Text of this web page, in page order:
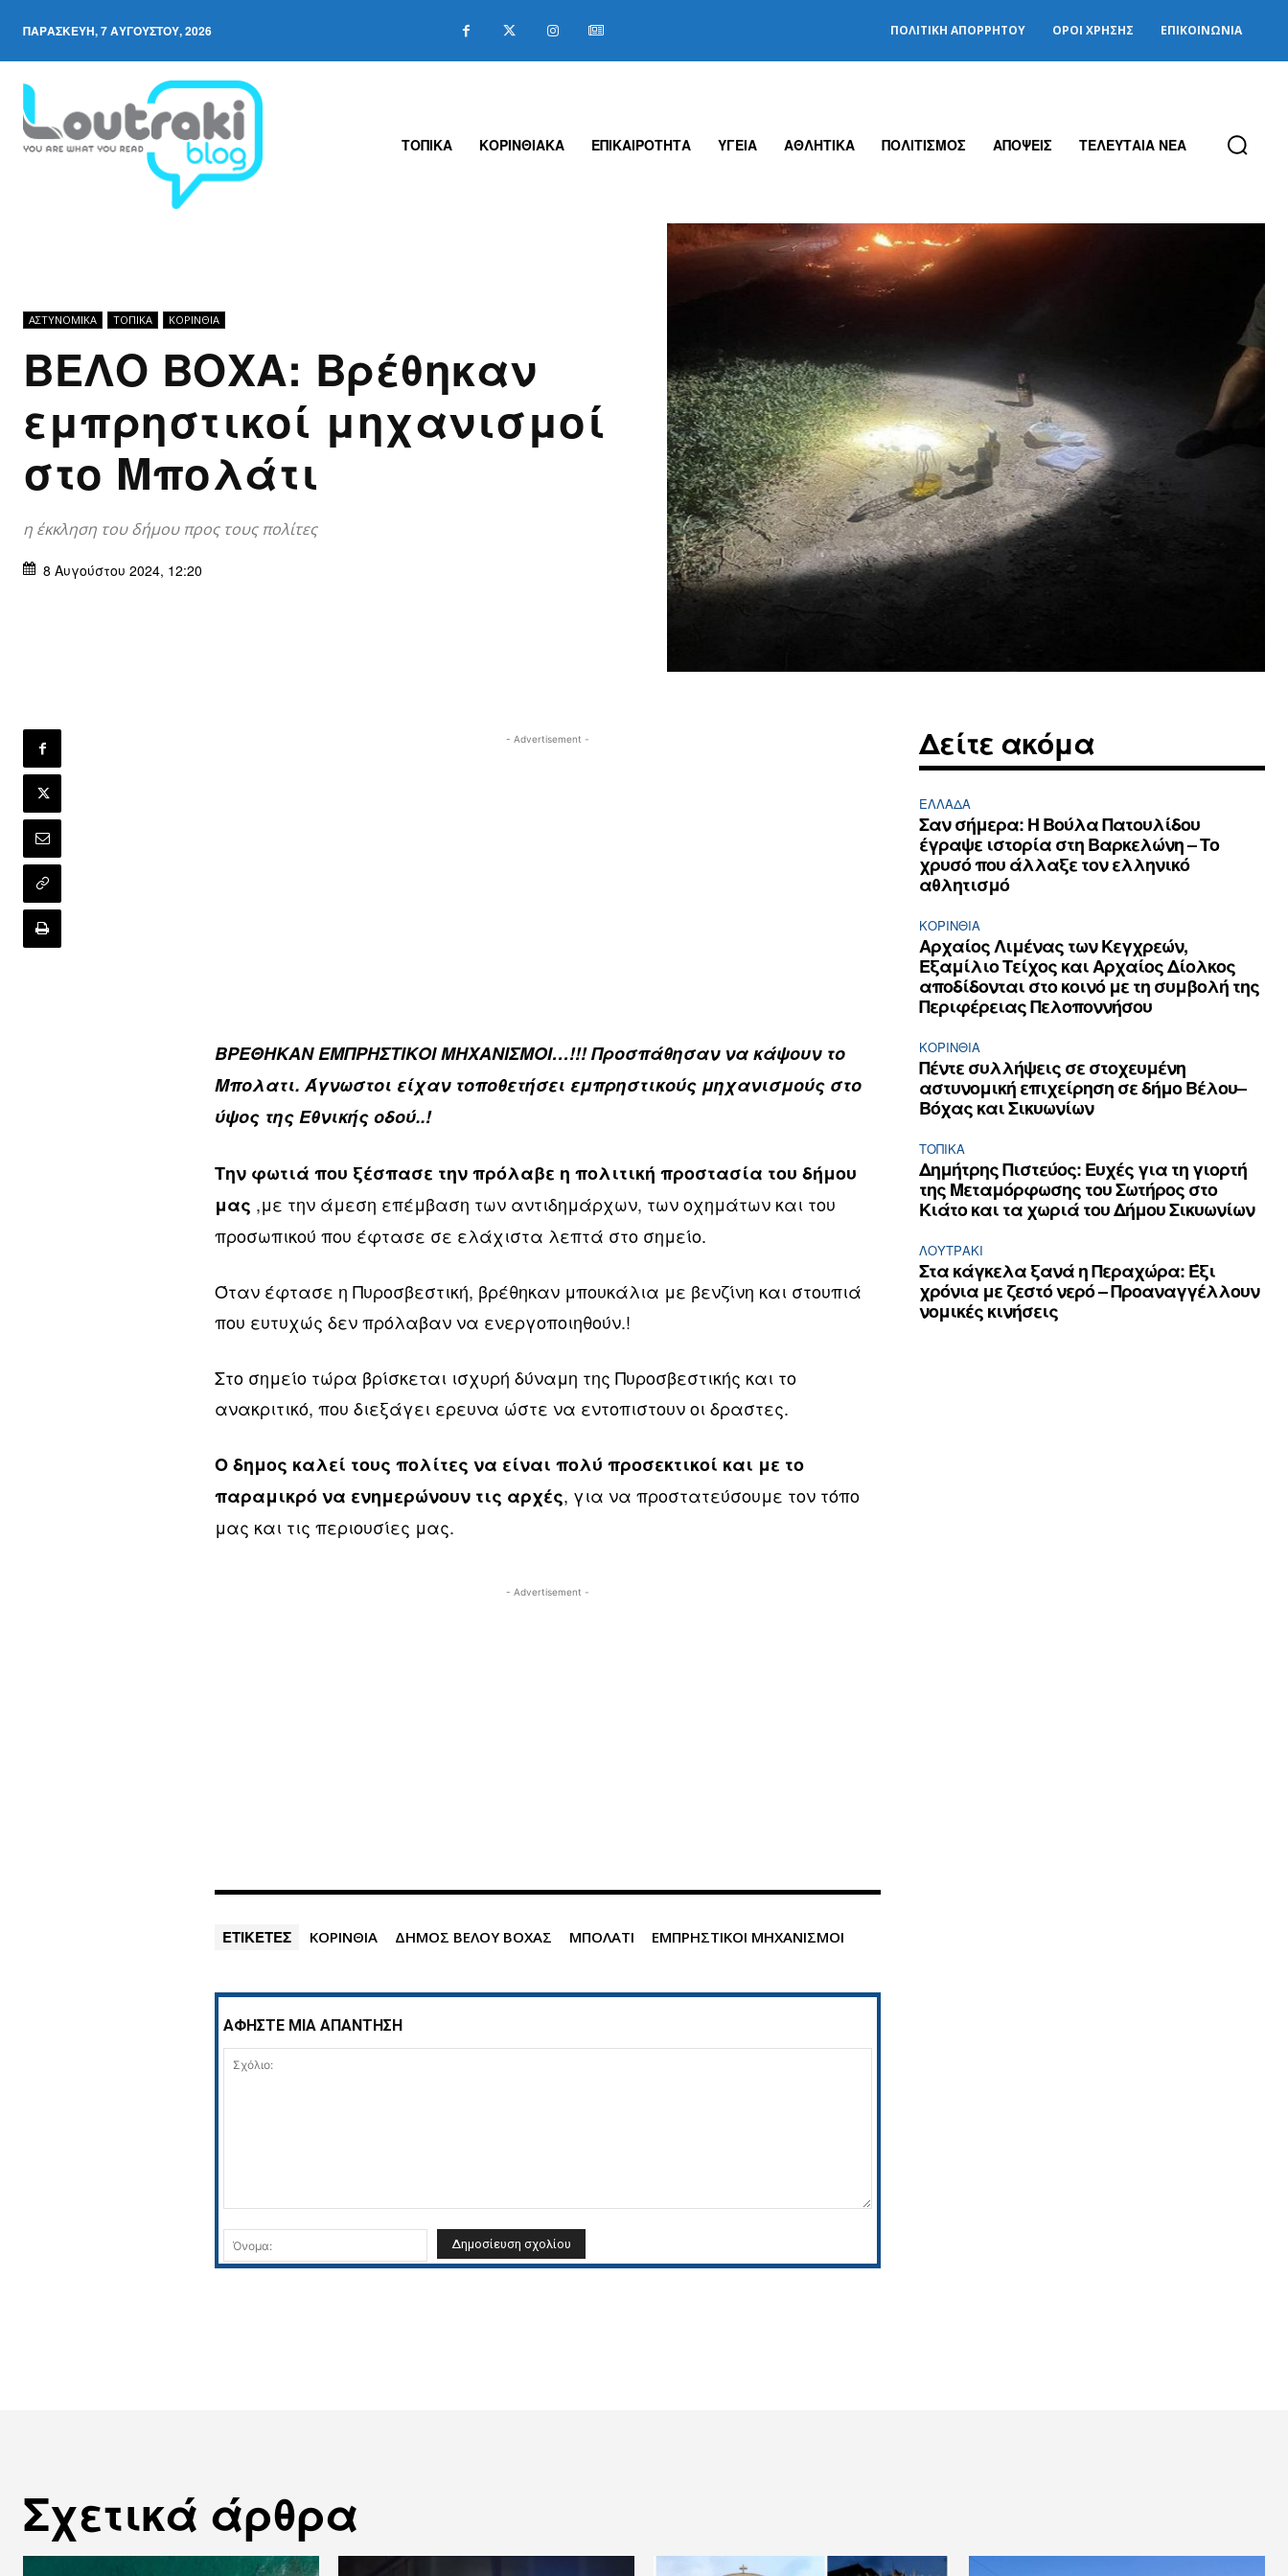
ΠΑΡΑΣΚΕΥΉ, 7 ΑΥΓΟΎΣΤΟΥ, 2026 ΠΟΛΙΤΙΚΉ ΑΠΟΡΡΉΤΟΥ ΌΡΟΙ ΧΡΉΣΗΣ ΕΠΙΚΟΙΝΩΝΊΑ
ΤΟΠΙΚΑ ΚΟΡΙΝΘΙΑΚΑ ΕΠΙΚΑΙΡΟΤΗΤΑ ΥΓΕΙΑ ΑΘΛΗΤΙΚΑ ΠΟΛΙΤΙΣΜΟΣ ΑΠΟΨΕΙΣ ΤΕΛΕΥΤΑΙΑ ΝΕΑ
ΑΣΤΥΝΟΜΙΚΆ ΤΟΠΙΚΑ ΚΟΡΙΝΘΊΑ
ΒΕΛΟ ΒΟΧΑ: Βρέθηκαν
εμπρηστικοί μηχανισμοί
στο Μπολάτι
η έκκληση του δήμου προς τους πολίτες
8 Αυγούστου 2024, 12:20
- Advertisement -
ΒΡΕΘΗΚΑΝ ΕΜΠΡΗΣΤΙΚΟΙ ΜΗΧΑΝΙΣΜΟΙ…!!! Προσπάθησαν να κάψουν το
Μπολατι. Άγνωστοι είχαν τοποθετήσει εμπρηστικούς μηχανισμούς στο
ύψος της Εθνικής οδού..!
Την φωτιά που ξέσπασε την πρόλαβε η πολιτική προστασία του δήμου
μας ,με την άμεση επέμβαση των αντιδημάρχων, των οχημάτων και του
προσωπικού που έφτασε σε ελάχιστα λεπτά στο σημείο.
Όταν έφτασε η Πυροσβεστική, βρέθηκαν μπουκάλια με βενζίνη και στουπιά
που ευτυχώς δεν πρόλαβαν να ενεργοποιηθούν.!
Στο σημείο τώρα βρίσκεται ισχυρή δύναμη της Πυροσβεστικής και το
ανακριτικό, που διεξάγει ερευνα ώστε να εντοπιστουν οι δραστες.
Ο δημος καλεί τους πολίτες να είναι πολύ προσεκτικοί και με το
παραμικρό να ενημερώνουν τις αρχές, για να προστατεύσουμε τον τόπο
μας και τις περιουσίες μας.
- Advertisement -
ΕΤΙΚΕΤΕΣ ΚΟΡΙΝΘΙΑ ΔΗΜΟΣ ΒΕΛΟΥ ΒΟΧΑΣ ΜΠΟΛΑΤΙ ΕΜΠΡΗΣΤΙΚΟΙ ΜΗΧΑΝΙΣΜΟΙ
ΑΦΗΣΤΕ ΜΙΑ ΑΠΑΝΤΗΣΗ
Όνομα:
Δείτε ακόμα
ΕΛΛΆΔΑ
Σαν σήμερα: Η Βούλα Πατουλίδου
έγραψε ιστορία στη Βαρκελώνη – Το
χρυσό που άλλαξε τον ελληνικό
αθλητισμό
ΚΟΡΙΝΘΊΑ
Αρχαίος Λιμένας των Κεγχρεών,
Εξαμίλιο Τείχος και Aρχαίος Δίολκος
αποδίδονται στο κοινό με τη συμβολή της
Περιφέρειας Πελοποννήσου
ΚΟΡΙΝΘΊΑ
Πέντε συλλήψεις σε στοχευμένη
αστυνομική επιχείρηση σε δήμο Βέλου–
Βόχας και Σικυωνίων
ΤΟΠΙΚΑ
Δημήτρης Πιστεύος: Ευχές για τη γιορτή
της Μεταμόρφωσης του Σωτήρος στο
Κιάτο και τα χωριά του Δήμου Σικυωνίων
ΛΟΥΤΡΆΚΙ
Στα κάγκελα ξανά η Περαχώρα: Έξι
χρόνια με ζεστό νερό – Προαναγγέλλουν
νομικές κινήσεις
Σχετικά άρθρα